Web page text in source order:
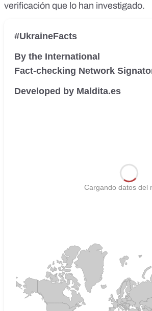
verificación que lo han investigado.
#UkraineFacts
By the International
Fact-checking Network
Developed by Maldita.es
Cargando datos del